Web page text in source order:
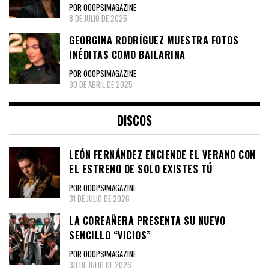
POR OOOPS!MAGAZINE
8 DE JULIO DE 2025
GEORGINA RODRÍGUEZ MUESTRA FOTOS
INÉDITAS COMO BAILARINA
POR OOOPS!MAGAZINE
30 DE ABRIL DE 2025
DISCOS
LEÓN FERNÁNDEZ ENCIENDE EL VERANO CON
EL ESTRENO DE SOLO EXISTES TÚ
POR OOOPS!MAGAZINE
31 DE JULIO DE 2026
LA COREAÑERA PRESENTA SU NUEVO
SENCILLO “VICIOS”
POR OOOPS!MAGAZINE
30 DE JULIO DE 2026